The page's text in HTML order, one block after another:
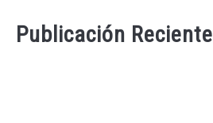
Publicación Reciente